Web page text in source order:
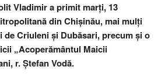
Vladimir a primit marți, 13
din Chișinău, mai mulți
Criuleni și Dubăsari, precum și o
„Acoperământul Maicii
r. Ștefan Vodă.